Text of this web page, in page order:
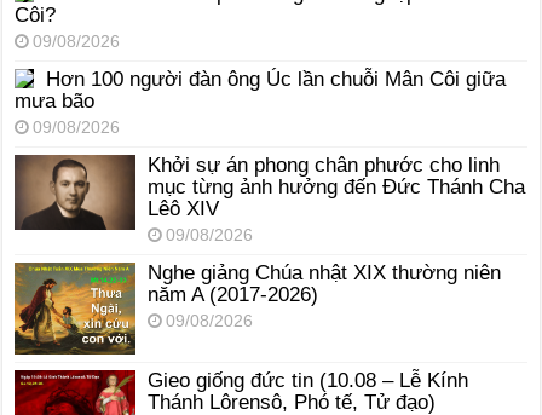
Côi?
09/08/2026
Hơn 100 người đàn ông Úc lần chuỗi Mân Côi giữa
mưa bão
09/08/2026
Khởi sự án phong chân phước cho linh
mục từng ảnh hưởng đến Đức Thánh Cha
Lêô XIV
09/08/2026
Nghe giảng Chúa nhật XIX thường niên
năm A (2017-2026)
09/08/2026
Gieo giống đức tin (10.08 – Lễ Kính
Thánh Lôrensô, Phó tế, Tử đạo)